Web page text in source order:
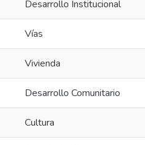
Desarrollo Institucional
Vías
Vivienda
Desarrollo Comunitario
Cultura